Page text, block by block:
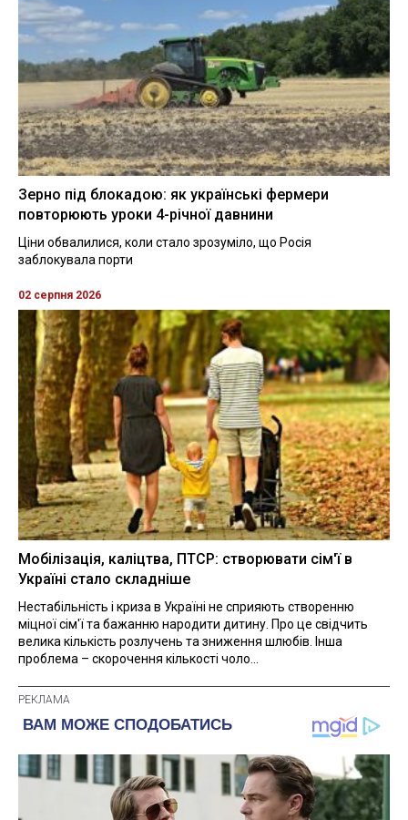
Зерно під блокадою: як українські фермери
повторюють уроки 4-річної давнини
Ціни обвалилися, коли стало зрозуміло, що Росія
заблокувала порти
02 серпня 2026
Мобілізація, каліцтва, ПТСР: створювати сім'ї в
Україні стало складніше
Нестабільність і криза в Україні не сприяють створенню
міцної сім'ї та бажанню народити дитину. Про це свідчить
велика кількість розлучень та зниження шлюбів. Інша
проблема – скорочення кількості чоло...